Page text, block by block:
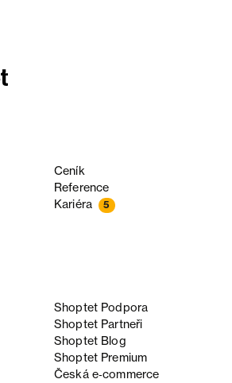
Ceník
Reference
Kariéra 5
Shoptet Podpora
Shoptet Partneři
Shoptet Blog
Shoptet Premium
Česká e‑commerce